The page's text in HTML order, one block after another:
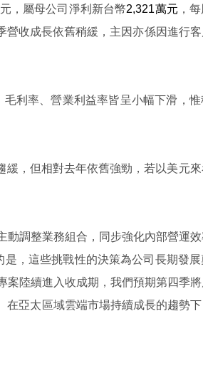
，屬母公司淨利新台幣2,321萬元 ，
營收成長依舊稍緩，主因亦係因進行客
利率、營業利益率皆呈小幅下滑，惟
，但相對去年依舊強勁，若以美元
調整業務組合，同步強化內部營運
，這些挑戰性的決策為公司長期發
陸續進入收成期，我們預期第四季
亞太區域雲端市場持續成長的趨勢